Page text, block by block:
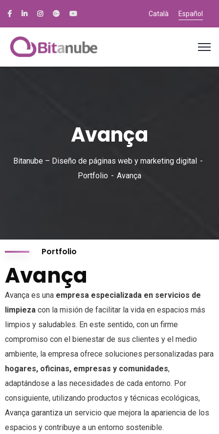
Català Español
Avança
Bitanube – Diseño de páginas web y marketing digital
Portfolio
Avança
Portfolio
Avança
Avança es una empresa especializada en servicios de
limpieza con la misión de facilitar la vida en espacios más
limpios y saludables. En este sentido, con un firme
compromiso con el bienestar de sus clientes y el medio
ambiente, la empresa ofrece soluciones personalizadas para
hogares, oficinas, empresas y comunidades,
adaptándose a las necesidades de cada entorno. Por
consiguiente, utilizando productos y técnicas ecológicas,
Avança garantiza un servicio que mejora la apariencia de los
espacios y contribuye a un entorno sostenible.